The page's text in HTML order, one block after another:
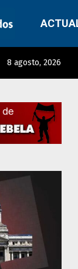
8 agosto, 2026